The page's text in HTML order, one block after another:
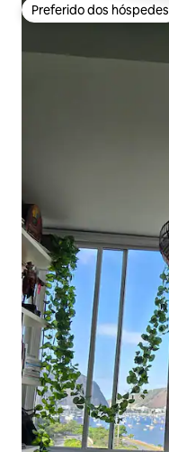
Preferido dos hóspedes
Preferido dos hóspedes